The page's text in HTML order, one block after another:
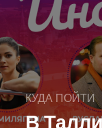
КУДА ПОЙТИ
В